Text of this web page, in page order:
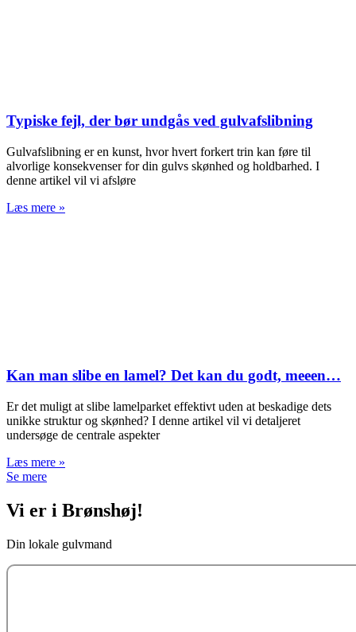
Typiske fejl, der bør undgås ved gulvafslibning
Gulvafslibning er en kunst, hvor hvert forkert trin kan føre til
alvorlige konsekvenser for din gulvs skønhed og holdbarhed. I
denne artikel vil vi afsløre
Læs mere »
Kan man slibe en lamel? Det kan du godt, meeen…
Er det muligt at slibe lamelparket effektivt uden at beskadige dets
unikke struktur og skønhed? I denne artikel vil vi detaljeret
undersøge de centrale aspekter
Læs mere »
Se mere
Vi er i Brønshøj!
Din lokale gulvmand